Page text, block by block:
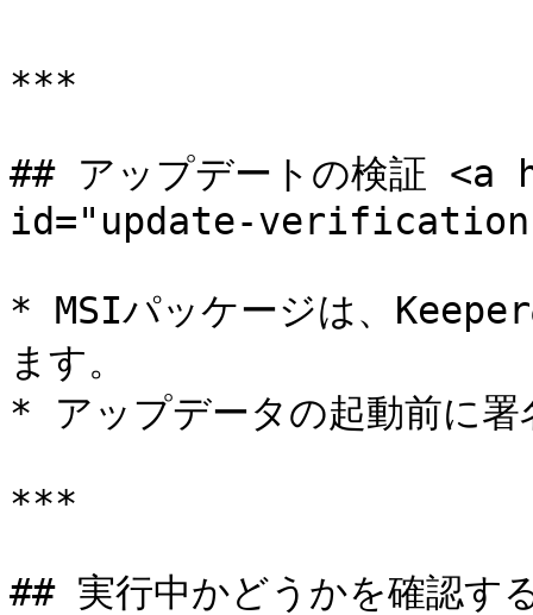
***
## アップデートの検証
id="update-
* MSIパッケージは、Keeper
ます。
* アップデータの起動前に署
***
## 実行中かどうかを確認